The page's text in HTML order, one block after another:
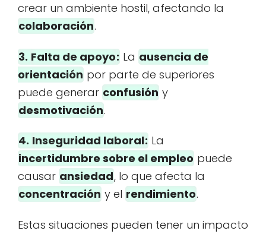
crear un ambiente hostil, afectando la
colaboración.
3. Falta de apoyo: La ausencia de
orientación por parte de superiores
puede generar confusión y
desmotivación.
4. Inseguridad laboral: La
incertidumbre sobre el empleo puede
causar ansiedad, lo que afecta la
concentración y el rendimiento.
Estas situaciones pueden tener un impacto